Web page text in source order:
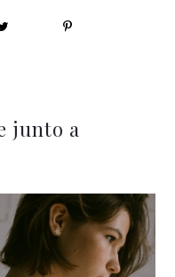
junto a